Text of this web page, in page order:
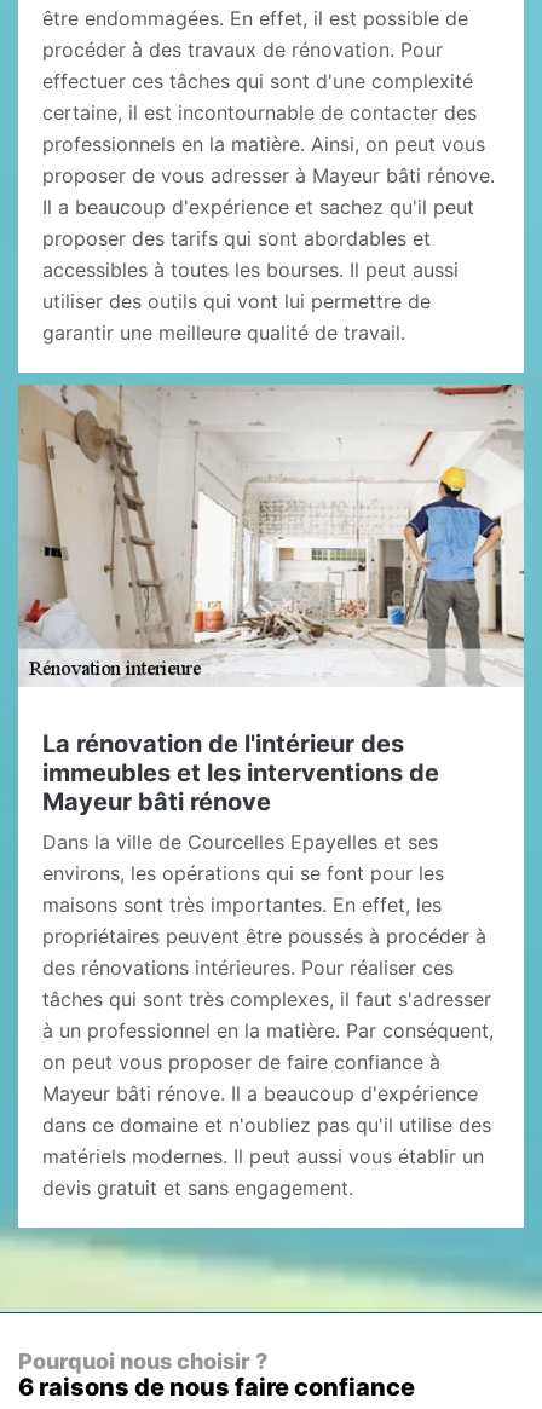
être endommagées. En effet, il est possible de
procéder à des travaux de rénovation. Pour
effectuer ces tâches qui sont d'une complexité
certaine, il est incontournable de contacter des
professionnels en la matière. Ainsi, on peut vous
proposer de vous adresser à Mayeur bâti rénove.
Il a beaucoup d'expérience et sachez qu'il peut
proposer des tarifs qui sont abordables et
accessibles à toutes les bourses. Il peut aussi
utiliser des outils qui vont lui permettre de
garantir une meilleure qualité de travail.
La rénovation de l'intérieur des
immeubles et les interventions de
Mayeur bâti rénove
Dans la ville de Courcelles Epayelles et ses
environs, les opérations qui se font pour les
maisons sont très importantes. En effet, les
propriétaires peuvent être poussés à procéder à
des rénovations intérieures. Pour réaliser ces
tâches qui sont très complexes, il faut s'adresser
à un professionnel en la matière. Par conséquent,
on peut vous proposer de faire confiance à
Mayeur bâti rénove. Il a beaucoup d'expérience
dans ce domaine et n'oubliez pas qu'il utilise des
matériels modernes. Il peut aussi vous établir un
devis gratuit et sans engagement.
Pourquoi nous choisir ?
6 raisons de nous faire confiance